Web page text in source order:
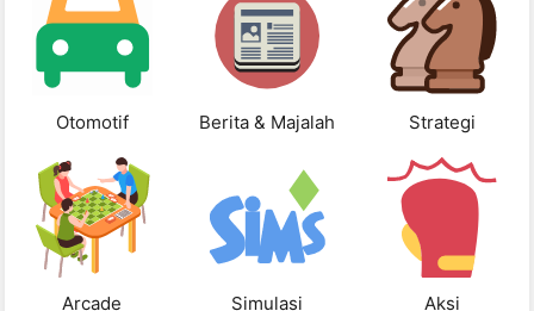
Otomotif Berita & Majalah Strategi
Arcade Simulasi Aksi